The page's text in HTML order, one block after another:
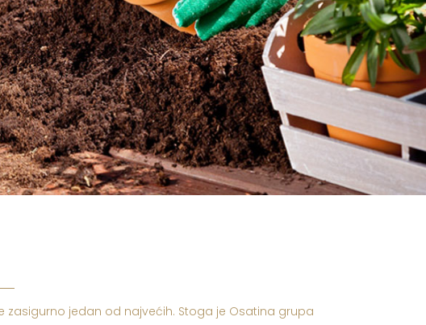
zasigurno jedan od najvećih. Stoga je Osatina grupa